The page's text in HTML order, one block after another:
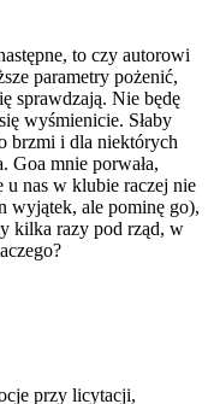
to czy autorowi
parametry pożenić,
sprawdzają. Nie będę
wyśmienicie. Słaby
brzmi i dla niektórych
Goa mnie porwała,
u nas w klubie raczej nie
wyjątek, ale pominę go),
kilka razy pod rząd, w
przy licytacji,